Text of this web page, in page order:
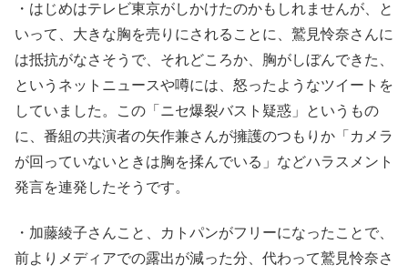
・はじめはテレビ東京がしかけたのかもしれませんが、と
いって、大きな胸を売りにされることに、鷲見怜奈さんに
は抵抗がなさそうで、それどころか、胸がしぼんできた、
というネットニュースや噂には、怒ったようなツイートを
していました。この「ニセ爆裂バスト疑惑」というもの
に、番組の共演者の矢作兼さんが擁護のつもりか「カメラ
が回っていないときは胸を揉んでいる」などハラスメント
発言を連発したそうです。
・加藤綾子さんこと、カトパンがフリーになったことで、
前よりメディアでの露出が減った分、代わって鷲見怜奈さ